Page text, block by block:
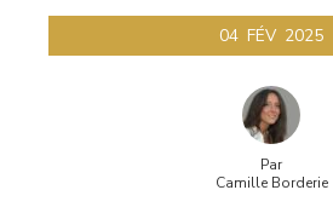
04 FÉV 2025
Par
Camille Borderie